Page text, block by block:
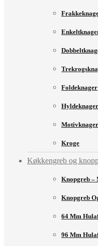
Foldeknager
Hyldeknager
Motivknager
Kroge
Køkkengreb og
Knopgreb –
Knopgreb
64 Mm
96 Mm